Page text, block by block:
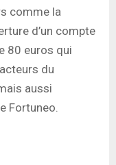
comme la
d’un compte
80 euros qui
du
aussi
Fortuneo.